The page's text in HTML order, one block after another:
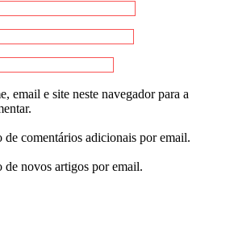
email e site neste navegador para a
comentários adicionais por email.
novos artigos por email.